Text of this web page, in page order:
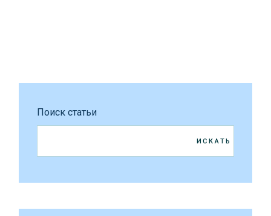
Поиск статьи
ИСКАТЬ